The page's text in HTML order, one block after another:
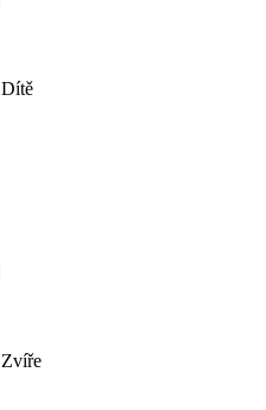
Dítě
Zvíře